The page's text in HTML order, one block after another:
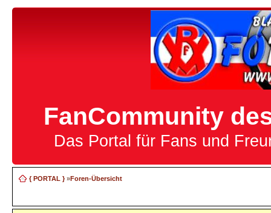
FanCommunity
Das Portal für Fans und
{ PORTAL }»Foren-Übersicht